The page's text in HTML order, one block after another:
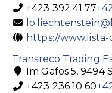
+423 392 41 77
https://www.lista-
Transreco Trading
Im Gafos 5, 9494
+423 236 10 60